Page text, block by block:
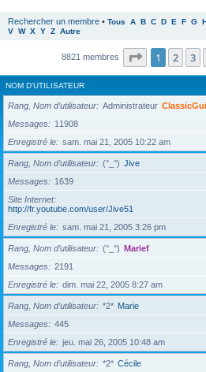
Rechercher un membre • Tous A B C D E F G
V W X Y Z Autre
8821 membres Page 1sur
1 2 3
NOM D’UTILISATEUR
Rang, Nom d’utilisateur Administrateur
Messages
11908
Enregistré le
sam. mai 21, 2005 10:22 am
Rang, Nom d’utilisateur (°_°) Jive
Messages
1639
Site Internet
http://fr.youtube.com/user/Jive51
Enregistré le
sam. mai 21, 2005 3:26 pm
Rang, Nom d’utilisateur (°_°) Marief
Messages
2191
Enregistré le
dim. mai 22, 2005 8:27 am
Rang, Nom d’utilisateur *2* Marie
Messages
445
Enregistré le
jeu. mai 26, 2005 10:48 am
Rang, Nom d’utilisateur *2* Cécile